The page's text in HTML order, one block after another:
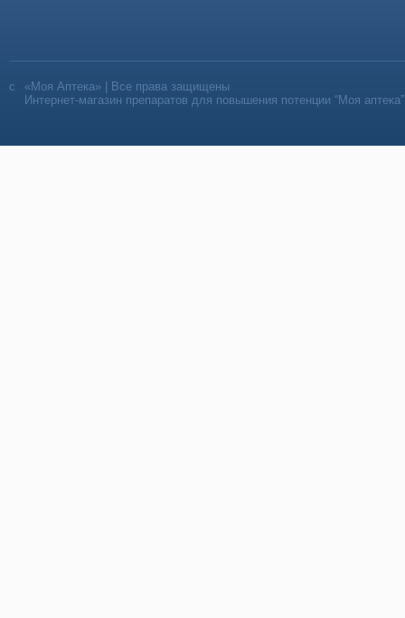
«Моя Аптека» | Все права защищены
Интернет-магазин препаратов для повышения потенции “Моя